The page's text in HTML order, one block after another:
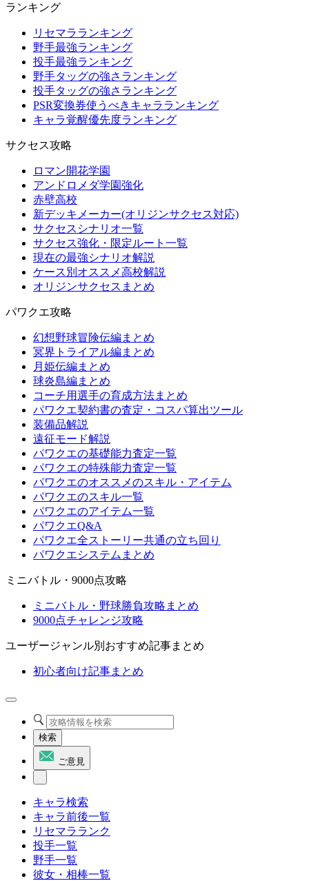
ランキング
リセマラランキング
野手最強ランキング
投手最強ランキング
野手タッグの強さランキング
投手タッグの強さランキング
PSR変換券使うべきキャラランキング
キャラ覚醒優先度ランキング
サクセス攻略
ロマン開花学園
アンドロメダ学園強化
赤壁高校
新デッキメーカー(オリジンサクセス対応)
サクセスシナリオ一覧
サクセス強化・限定ルート一覧
現在の最強シナリオ解説
ケース別オススメ高校解説
オリジンサクセスまとめ
パワクエ攻略
幻想野球冒険伝編まとめ
冥界トライアル編まとめ
月姫伝編まとめ
球炎島編まとめ
コーチ用選手の育成方法まとめ
パワクエ契約書の査定・コスパ算出ツール
装備品解説
遠征モード解説
パワクエの基礎能力査定一覧
パワクエの特殊能力査定一覧
パワクエのオススメのスキル・アイテム
パワクエのスキル一覧
パワクエのアイテム一覧
パワクエQ&A
パワクエ全ストーリー共通の立ち回り
パワクエシステムまとめ
ミニバトル・9000点攻略
ミニバトル・野球勝負攻略まとめ
9000点チャレンジ攻略
ユーザージャンル別おすすめ記事まとめ
初心者向け記事まとめ
検索
ご意見
キャラ検索
キャラ前後一覧
リセマラランク
投手一覧
野手一覧
彼女・相棒一覧